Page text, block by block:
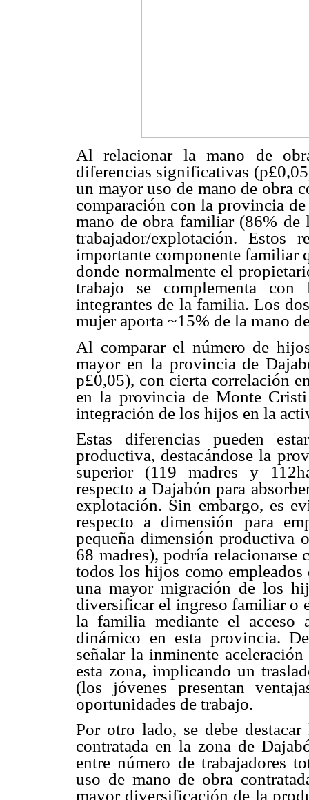
Al relacionar la mano de
diferencias significativas
un mayor uso de mano de obra
comparación con la provincia
mano de obra familiar (86% de
trabajador/explotación. Estos
importante componente familiar
donde normalmente el
trabajo se complementa
integrantes de la familia. Los
mujer aporta ~15% de la mano
Al comparar el número de
mayor en la provincia de
p£0,05), con cierta correlación
en la provincia de Monte
integración de los hijos en la
Estas diferencias pueden
productiva, destacándose la
superior (119 madres y
respecto a Dajabón para
explotación. Sin embargo, es
respecto a dimensión para
pequeña dimensión productiva
68 madres), podría relacionarse
todos los hijos como
una mayor migración de los
diversificar el ingreso familiar o
la familia mediante el acceso
dinámico en esta provincia.
señalar la inminente
esta zona, implicando un
(los jóvenes presentan
oportunidades de trabajo.
Por otro lado, se debe
contratada en la zona de
entre número de trabajadores
uso de mano de obra
mayor diversificación de la